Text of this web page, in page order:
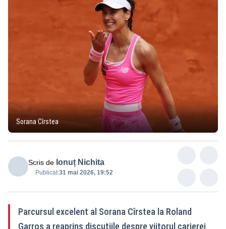
Sorana Cîrstea
Scris de Ionuț Nichita
Publicat:31 mai 2026, 19:52
Parcursul excelent al Sorana Cîrstea la Roland
Garros a reaprins discuțiile despre viitorul carierei